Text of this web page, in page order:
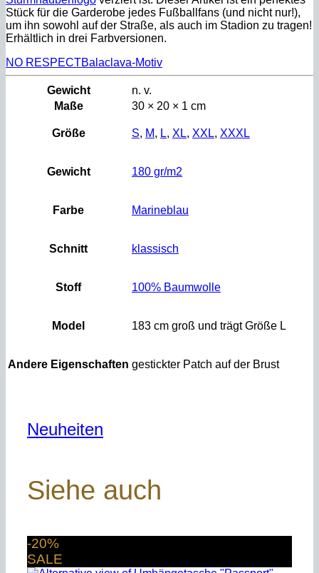
Stück für die Garderobe jedes Fußballfans (und nicht nur!),
um ihn sowohl auf der Straße, als auch im Stadion zu tragen!
Erhältlich in drei Farbversionen.
NO RESPECTBalaclava-Motiv
Gewicht
n. v.
Maße
30 × 20 × 1 cm
Größe S, M, L, XL, XXL, XXXL
Gewicht 180 gr/m2
Farbe Marineblau
Schnitt klassisch
Stoff 100% Baumwolle
Model 183 cm groß und trägt Größe L
Andere Eigenschaften gestickter Patch auf der Brust
Neuheiten
Siehe auch
-20%
SALE